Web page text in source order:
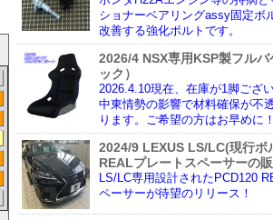
ショナーベアリングassy固定ボ
改善する強化ボルトです。
2026/4 NSX専用KSP製フルバ
ック）
2026.4.10現在、在庫が1脚ござい
中東情勢の影響で材料確保が不
ります。ご希望の方はお早めに
2024/9 LEXUS LS/LC(現行ボ
REALプレートスペーサーの
LS/LC専用設計されたPCD120
ペーサーが待望のリリース！